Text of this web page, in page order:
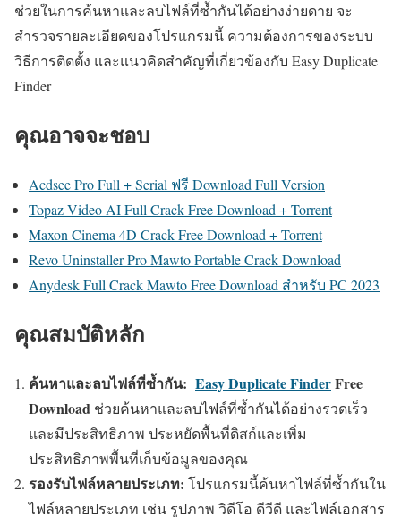
ช่วยในการค้นหาและลบไฟล์ที่ซ้ำกันได้อย่างง่ายดาย จะ
สำรวจรายละเอียดของโปรแกรมนี้ ความต้องการของระบบ
วิธีการติดตั้ง และแนวคิดสำคัญที่เกี่ยวข้องกับ Easy Duplicate
Finder
คุณอาจจะชอบ
Acdsee Pro Full + Serial ฟรี Download Full Version
Topaz Video AI Full Crack Free Download + Torrent
Maxon Cinema 4D Crack Free Download + Torrent
Revo Uninstaller Pro Mawto Portable Crack Download
Anydesk Full Crack Mawto Free Download สำหรับ PC 2023
คุณสมบัติหลัก
ค้นหาและลบไฟล์ที่ซ้ำกัน: Easy Duplicate FinderFree
Download ช่วยค้นหาและลบไฟล์ที่ซ้ำกันได้อย่างรวดเร็ว
และมีประสิทธิภาพ ประหยัดพื้นที่ดิสก์และเพิ่ม
ประสิทธิภาพพื้นที่เก็บข้อมูลของคุณ
รองรับไฟล์หลายประเภท: โปรแกรมนี้ค้นหาไฟล์ที่ซ้ำกันใน
ไฟล์หลายประเภท เช่น รูปภาพ วิดีโอ ดีวีดี และไฟล์เอกสาร